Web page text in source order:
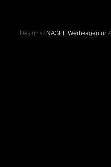
Design © NAGEL Werbeagentur.